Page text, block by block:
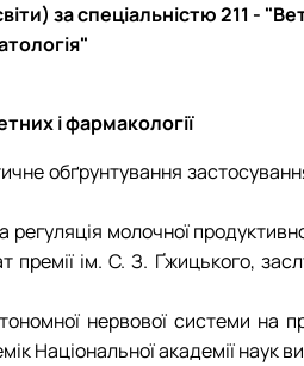
за спеціальністю 211 -
і фармакології
обґрунтування
молочної
премії ім. С. З. Ґжицького,
нервової системи на
Національної академії наук